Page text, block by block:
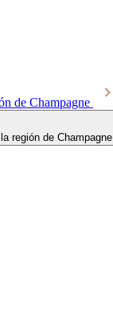
de Champagne
región de Champagne